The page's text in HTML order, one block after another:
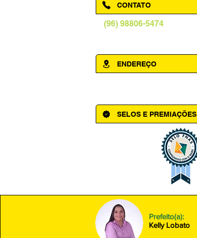
(96) 98806-5474
CONTATO
ENDEREÇO
SELOS E PREMIAÇÕES
Prefeito(a):
Kelly Lobato